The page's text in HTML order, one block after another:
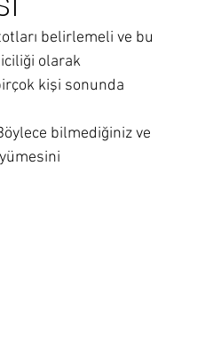
belirlemeli ve bu
olarak
kişi sonunda
bilmediğiniz ve